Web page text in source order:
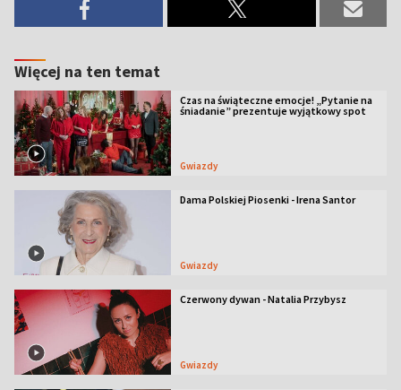
Więcej na ten temat
Czas na świąteczne emocje! „Pytanie na
śniadanie” prezentuje wyjątkowy spot
Gwiazdy
Dama Polskiej Piosenki - Irena Santor
Gwiazdy
Czerwony dywan - Natalia Przybysz
Gwiazdy